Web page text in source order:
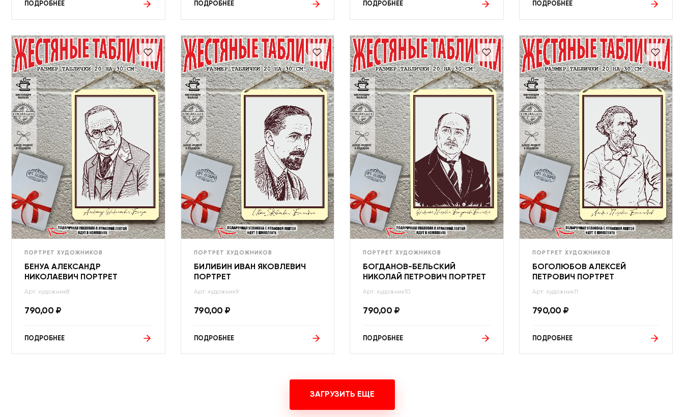
ПОДРОБНЕЕ ПОДРОБНЕЕ ПОДРОБНЕЕ ПОДРОБНЕЕ
ПОРТРЕТ ХУДОЖНИКОВ
БЕНУА АЛЕКСАНДР
НИКОЛАЕВИЧ ПОРТРЕТ
Арт: художник8
790,00 ₽
ПОДРОБНЕЕ
ПОРТРЕТ ХУДОЖНИКОВ
БИЛИБИН ИВАН ЯКОВЛЕВИЧ
ПОРТРЕТ
Арт: художник9
790,00 ₽
ПОДРОБНЕЕ
ПОРТРЕТ ХУДОЖНИКОВ
БОГДАНОВ-БЕЛЬСКИЙ
НИКОЛАЙ ПЕТРОВИЧ ПОРТРЕТ
Арт: художник10
790,00 ₽
ПОДРОБНЕЕ
ПОРТРЕТ ХУДОЖНИКОВ
БОГОЛЮБОВ АЛЕКСЕЙ
ПЕТРОВИЧ ПОРТРЕТ
Арт: художник11
790,00 ₽
ПОДРОБНЕЕ
ЗАГРУЗИТЬ ЕЩЕ